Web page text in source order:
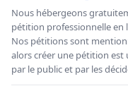
Nous hébergeons
pétition professionnelle en
Nos pétitions sont
alors créer une pétition est
par le public et par les